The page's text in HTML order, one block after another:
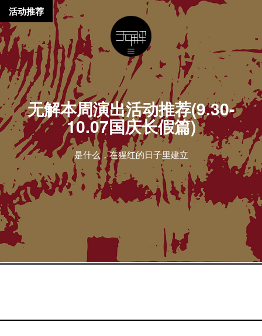
无解本周演出活动推荐(9.30-
10.07国庆长假篇)
是什么，在猩红的日子里建立
活动推荐